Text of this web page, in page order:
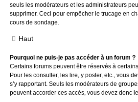
seuls les modérateurs et les administrateurs
supprimer. Ceci pour empêcher le trucage en
cours de sondage.
Haut
Pourquoi ne puis-je pas accéder à un forum ?
Certains forums peuvent être réservés à
Pour les consulter, les lire, y poster, etc., vous
s’y rapportant. Seuls les modérateurs de
peuvent accorder ces accès, vous devez donc